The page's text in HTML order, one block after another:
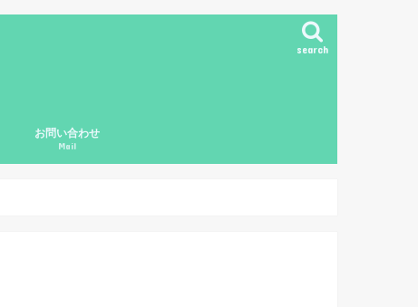
search
お問い合わせ
Mail